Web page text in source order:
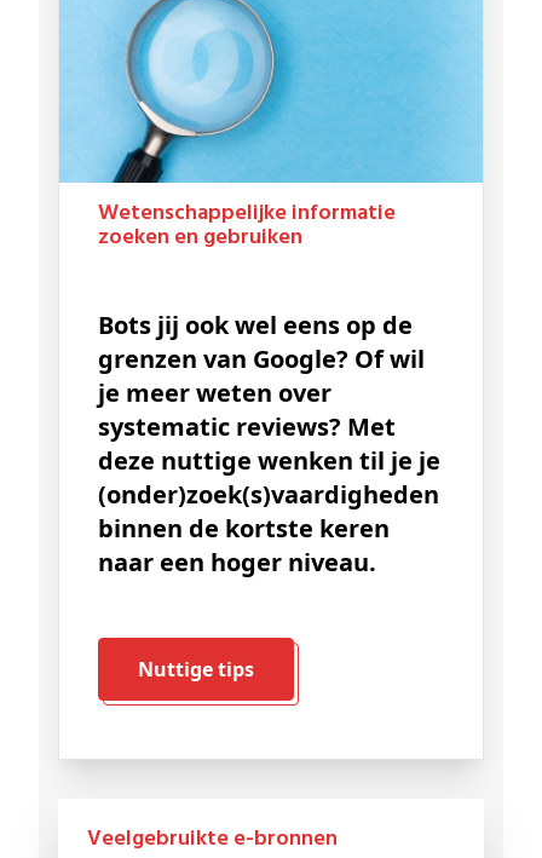
Wetenschappelijke informatie
zoeken en gebruiken
Bots jij ook wel eens op de
grenzen van Google? Of wil
je meer weten over
systematic reviews? Met
deze nuttige wenken til je je
(onder)zoek(s)vaardigheden
binnen de kortste keren
naar een hoger niveau.
Nuttige tips
Veelgebruikte e-bronnen